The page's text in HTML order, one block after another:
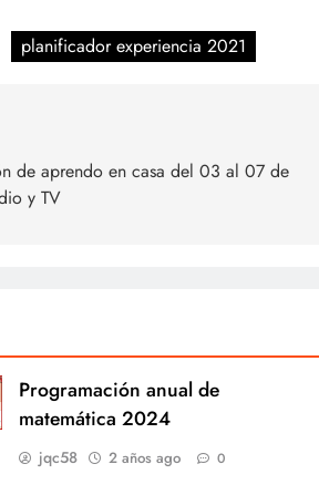
planificador experiencia 2021
de aprendo en casa del 03 al 07 de
y TV
Programación anual de
matemática 2024
jqc58 2 años ago 0